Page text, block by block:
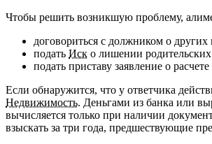
Чтобы решить возникшую проблему,
договориться с должником о
подать Иск о лишении
подать приставу заявление о
Если обнаружится, что у ответчика
Недвижимость. Деньгами из банка или
вычисляется только при наличии
взыскать за три года, предшествующие